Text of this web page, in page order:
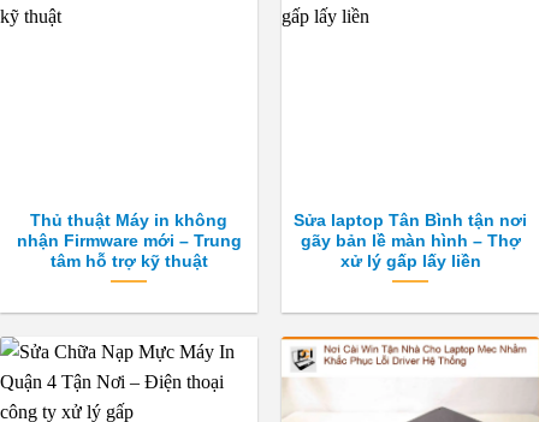
Thủ thuật Máy in không
nhận Firmware mới – Trung
tâm hỗ trợ kỹ thuật
Sửa laptop Tân Bình tận nơi
gãy bản lề màn hình – Thợ
xử lý gấp lấy liền